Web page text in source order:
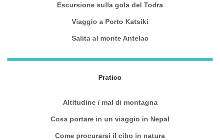
Escursione sulla gola del Todra
Viaggio a Porto Katsiki
Salita al monte Antelao
Pratico
Altitudine / mal di montagna
Cosa portare in un viaggio in Nepal
Come procurarsi il cibo in natura